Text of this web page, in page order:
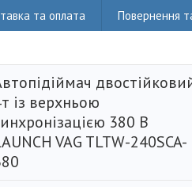
та оплата Повернення
із верхньою
380 В
VAG TLTW-240SCA-